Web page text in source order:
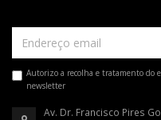
Autorizo a recolha e tratamento do
newsletter
Av. Dr. Francisco Pires